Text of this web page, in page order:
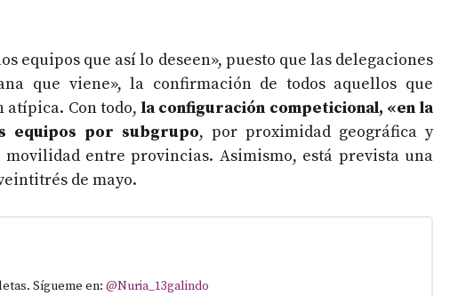
equipos que así lo deseen», puesto que las delegaciones
que viene», la confirmación de todos aquellos que
Con todo, la configuración competicional, «en la
equipos por subgrupo, por proximidad geográfica y
entre provincias. Asimismo, está prevista una
de mayo.
Sígueme en: @Nuria_13galindo